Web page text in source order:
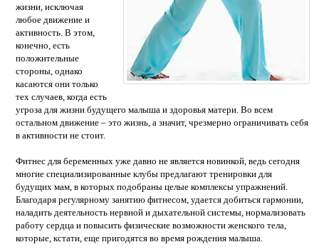
жизни, исключая
любое движение и
активность. В этом,
конечно, есть
положительные
стороны, однако
касаются они только
тех случаев, когда есть
угроза для жизни будущего малыша и здоровья матери. Во всем
остальном движение – это жизнь, а значит, чрезмерно ограничивать себя
в активности не стоит.
Фитнес для беременных уже давно не является новинкой, ведь сегодня
многие специализированные клубы предлагают тренировки для
будущих мам, в которых подобраны целые комплексы упражнений.
Благодаря регулярному занятию фитнесом, удается добиться гармонии,
наладить деятельность нервной и дыхательной системы, нормализовать
работу сердца и повысить физические возможности женского тела,
которые, кстати, еще пригодятся во время рождения малыша.